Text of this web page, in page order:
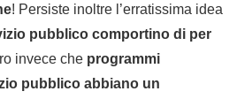
! Persiste inoltre l’erratissima idea
pubblico comportino di per
invece che programmi
pubblico abbiano un